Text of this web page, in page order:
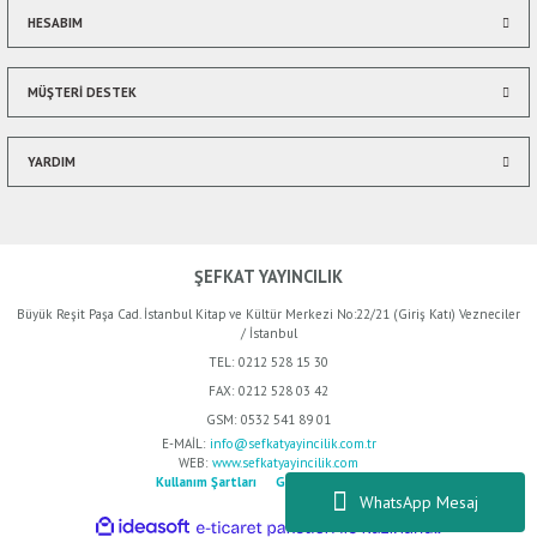
WhatsApp Mesaj
HESABIM
MÜŞTERİ DESTEK
YARDIM
ŞEFKAT YAYINCILIK
Büyük Reşit Paşa Cad. İstanbul Kitap ve Kültür Merkezi No:22/21 (Giriş Katı) Vezneciler
/ İstanbul
TEL: 0212 528 15 30
FAX: 0212 528 03 42
GSM: 0532 541 89 01
E-MAİL: info@sefkatyayincilik.com.tr
WEB: www.sefkatyayincilik.com
Kullanım Şartları
Gizlilik Politikası
ideasoft